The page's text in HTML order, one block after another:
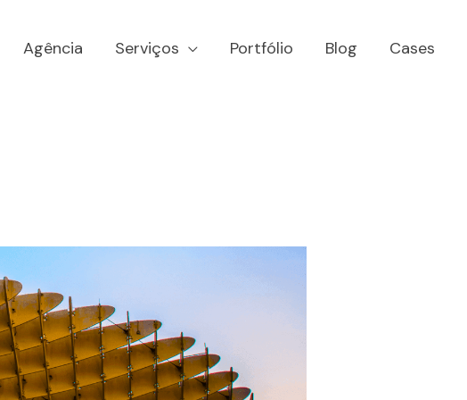
Agência Serviços Portfólio Blog Cases